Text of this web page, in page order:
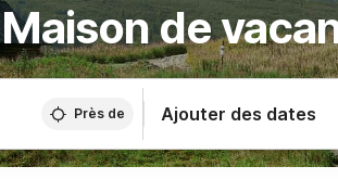
Maison de
Près de Ajouter des dates